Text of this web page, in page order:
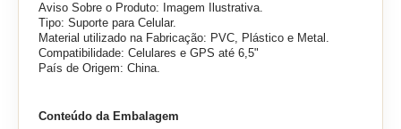
Aviso Sobre o Produto: Imagem Ilustrativa.
Tipo: Suporte para Celular.
Material utilizado na Fabricação: PVC, Plástico e Metal.
Compatibilidade: Celulares e GPS até 6,5"
País de Origem: China.
Conteúdo da Embalagem